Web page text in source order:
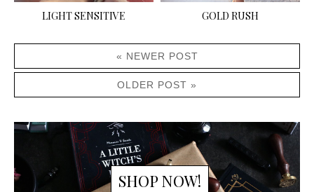
LIGHT SENSITIVE GOLD RUSH
« NEWER POST
OLDER POST »
SHOP NOW!